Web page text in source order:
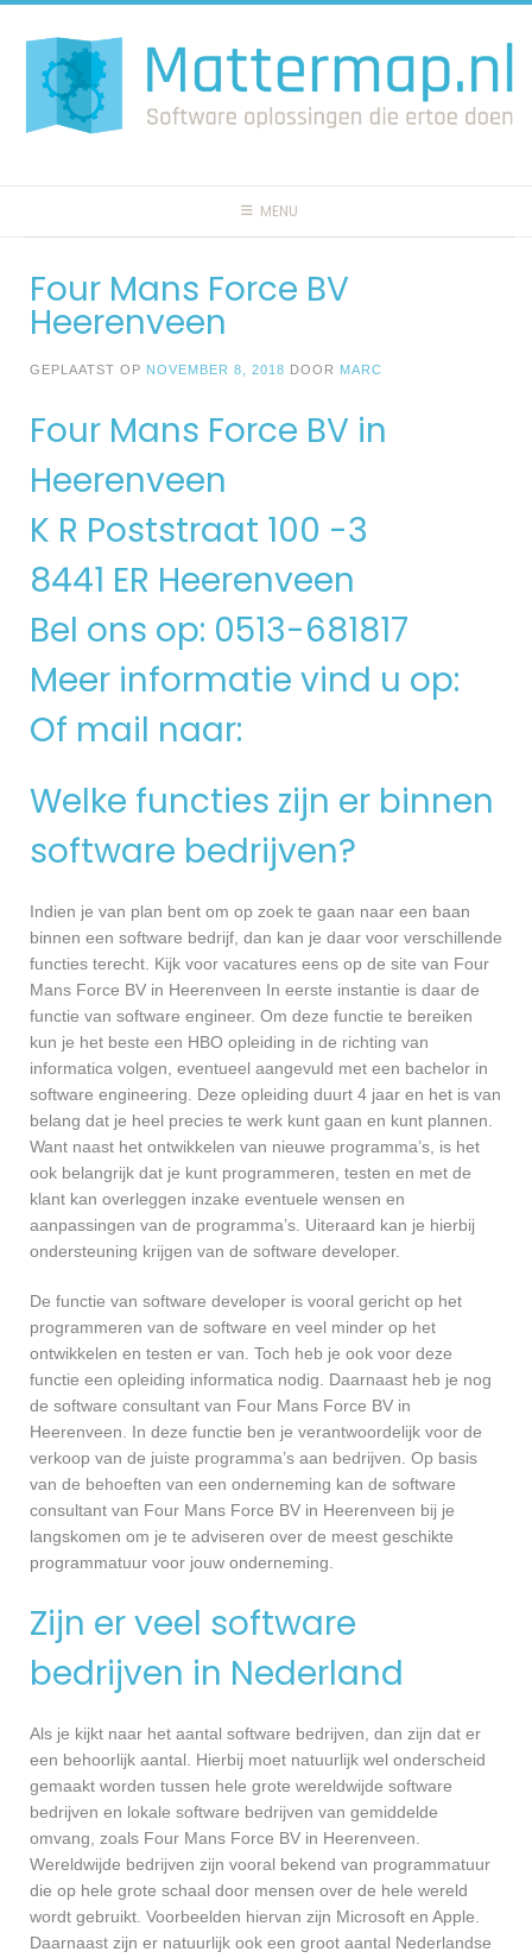
naar
inhoud
MENU
Four Mans Force BV
Heerenveen
GEPLAATST OP NOVEMBER 8, 2018 DOOR MARC
Four Mans Force BV in
Heerenveen
K R Poststraat 100 -3
8441 ER Heerenveen
Bel ons op: 0513-681817
Meer informatie vind u op:
Of mail naar:
Welke functies zijn er binnen
software bedrijven?
Indien je van plan bent om op zoek te gaan naar een baan
binnen een software bedrijf, dan kan je daar voor verschillende
functies terecht. Kijk voor vacatures eens op de site van Four
Mans Force BV in Heerenveen In eerste instantie is daar de
functie van software engineer. Om deze functie te bereiken
kun je het beste een HBO opleiding in de richting van
informatica volgen, eventueel aangevuld met een bachelor in
software engineering. Deze opleiding duurt 4 jaar en het is van
belang dat je heel precies te werk kunt gaan en kunt plannen.
Want naast het ontwikkelen van nieuwe programma’s, is het
ook belangrijk dat je kunt programmeren, testen en met de
klant kan overleggen inzake eventuele wensen en
aanpassingen van de programma’s. Uiteraard kan je hierbij
ondersteuning krijgen van de software developer.
De functie van software developer is vooral gericht op het
programmeren van de software en veel minder op het
ontwikkelen en testen er van. Toch heb je ook voor deze
functie een opleiding informatica nodig. Daarnaast heb je nog
de software consultant van Four Mans Force BV in
Heerenveen. In deze functie ben je verantwoordelijk voor de
verkoop van de juiste programma’s aan bedrijven. Op basis
van de behoeften van een onderneming kan de software
consultant van Four Mans Force BV in Heerenveen bij je
langskomen om je te adviseren over de meest geschikte
programmatuur voor jouw onderneming.
Zijn er veel software
bedrijven in Nederland
Als je kijkt naar het aantal software bedrijven, dan zijn dat er
een behoorlijk aantal. Hierbij moet natuurlijk wel onderscheid
gemaakt worden tussen hele grote wereldwijde software
bedrijven en lokale software bedrijven van gemiddelde
omvang, zoals Four Mans Force BV in Heerenveen.
Wereldwijde bedrijven zijn vooral bekend van programmatuur
die op hele grote schaal door mensen over de hele wereld
wordt gebruikt. Voorbeelden hiervan zijn Microsoft en Apple.
Daarnaast zijn er natuurlijk ook een groot aantal Nederlandse